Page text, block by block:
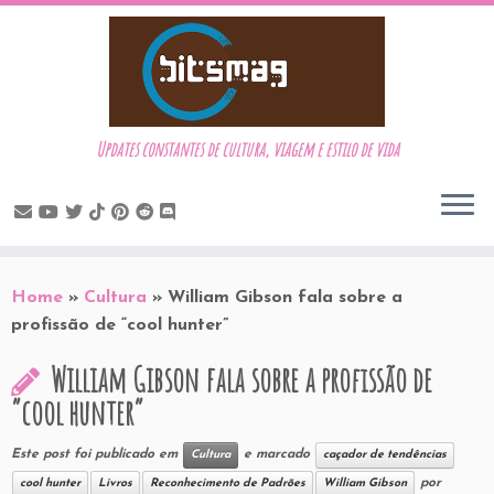
to
content
Updates constantes de cultura, viagem e estilo de vida
Home » Cultura » William Gibson fala sobre a
profissão de “cool hunter”
William Gibson fala sobre a profissão de
“cool hunter”
Este post foi publicado em Cultura e marcado caçador de tendências
cool hunter Livros Reconhecimento de Padrões William Gibson por